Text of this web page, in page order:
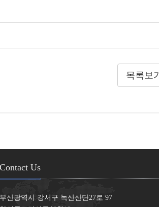
목록보기
Contact Us
부산광역시 강서구 녹산산단27로 97